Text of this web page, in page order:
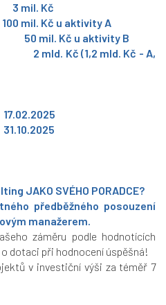
3 mil. Kč
100 mil. Kč u aktivity A
aktivity B
(1,2 mld. Kč - A,
17.02.2025
31.10.2025
JAKO SVÉHO PORADCE?
předběžného posouzení
manažerem.
záměru podle hodnotících
dotaci při hodnocení úspěšná!
v investiční výši za téměř 7